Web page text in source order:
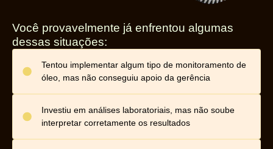
Você provavelmente já enfrentou algumas
dessas situações:
Tentou implementar algum tipo de monitoramento de
óleo, mas não conseguiu apoio da gerência
Investiu em análises laboratoriais, mas não soube
interpretar corretamente os resultados